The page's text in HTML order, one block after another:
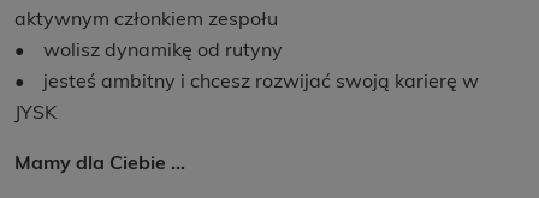
aktywnym członkiem zespołu
• wolisz dynamikę od rutyny
• jesteś ambitny i chcesz rozwijać swoją karierę w
JYSK
Mamy dla Ciebie …